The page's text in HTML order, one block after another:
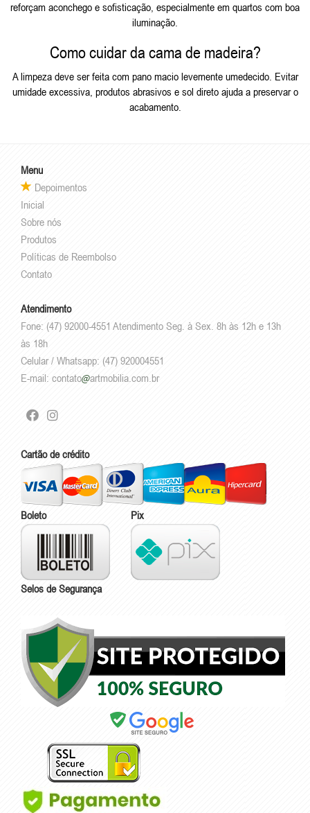
reforçam aconchego e sofisticação, especialmente em quartos com boa
iluminação.
Como cuidar da cama de madeira?
A limpeza deve ser feita com pano macio levemente umedecido. Evitar
umidade excessiva, produtos abrasivos e sol direto ajuda a preservar o
acabamento.
Menu
Depoimentos
Inicial
Sobre nós
Produtos
Políticas de Reembolso
Contato
Atendimento
Fone: (47) 92000-4551 Atendimento Seg. à Sex. 8h às 12h e 13h
às 18h
Celular / Whatsapp: (47) 920004551
E-mail: contato artmobilia.com.br
Cartão de crédito
Boleto Pix
Selos de Segurança